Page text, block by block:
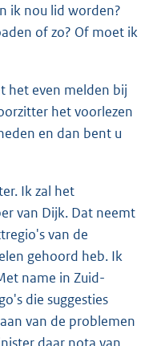
ik nou lid worden?
of zo? Of moet ik
het even melden bij
het voorlezen
en dan bent u
Ik zal het
van Dijk. Dat neemt
van de
gehoord heb. Ik
name in Zuid-
die suggesties
van de problemen